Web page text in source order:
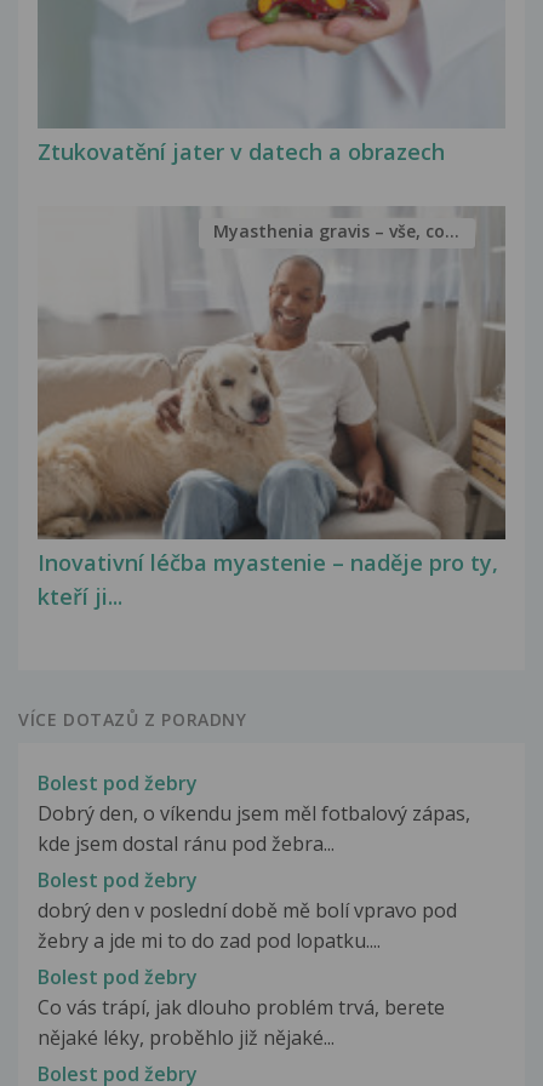
Ztukovatění jater v datech a obrazech
Inovativní léčba myastenie – naděje pro ty,
kteří ji...
Myasthenia gravis – vše, co...
VÍCE DOTAZŮ Z PORADNY
Bolest pod žebry
Dobrý den, o víkendu jsem měl fotbalový zápas,
kde jsem dostal ránu pod žebra...
Bolest pod žebry
dobrý den v poslední době mě bolí vpravo pod
žebry a jde mi to do zad pod lopatku....
Bolest pod žebry
Co vás trápí, jak dlouho problém trvá, berete
nějaké léky, proběhlo již nějaké...
Bolest pod žebry